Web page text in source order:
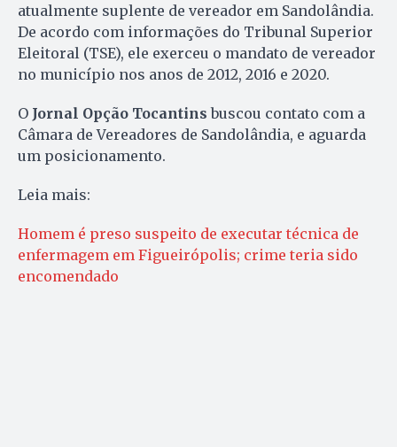
atualmente suplente de vereador em Sandolândia.
De acordo com informações do Tribunal Superior
Eleitoral (TSE), ele exerceu o mandato de vereador
no município nos anos de 2012, 2016 e 2020.
O Jornal Opção Tocantins buscou contato com a
Câmara de Vereadores de Sandolândia, e aguarda
um posicionamento.
Leia mais:
Homem é preso suspeito de executar técnica de
enfermagem em Figueirópolis; crime teria sido
encomendado